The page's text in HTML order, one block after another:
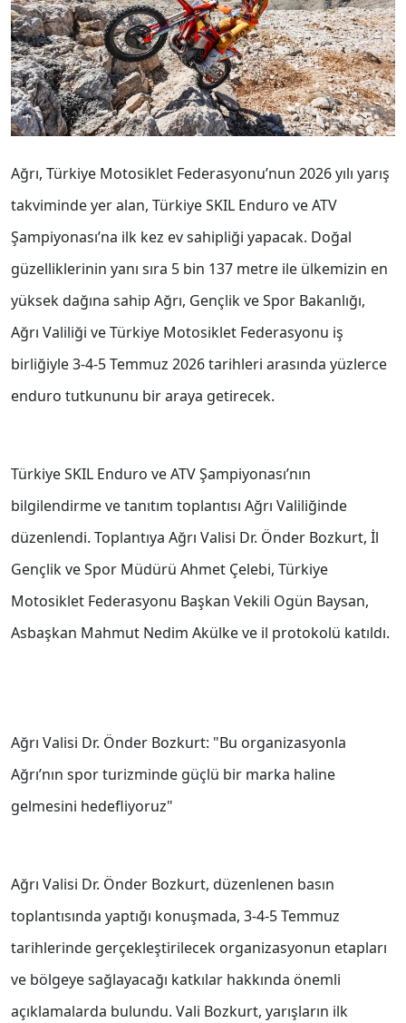
Ağrı, Türkiye Motosiklet Federasyonu’nun 2026 yılı yarış
takviminde yer alan, Türkiye SKIL Enduro ve ATV
Şampiyonası’na ilk kez ev sahipliği yapacak. Doğal
güzelliklerinin yanı sıra 5 bin 137 metre ile ülkemizin en
yüksek dağına sahip Ağrı, Gençlik ve Spor Bakanlığı,
Ağrı Valiliği ve Türkiye Motosiklet Federasyonu iş
birliğiyle 3-4-5 Temmuz 2026 tarihleri arasında yüzlerce
enduro tutkununu bir araya getirecek.
Türkiye SKIL Enduro ve ATV Şampiyonası’nın
bilgilendirme ve tanıtım toplantısı Ağrı Valiliğinde
düzenlendi. Toplantıya Ağrı Valisi Dr. Önder Bozkurt, İl
Gençlik ve Spor Müdürü Ahmet Çelebi, Türkiye
Motosiklet Federasyonu Başkan Vekili Ogün Baysan,
Asbaşkan Mahmut Nedim Akülke ve il protokolü katıldı.
Ağrı Valisi Dr. Önder Bozkurt: "Bu organizasyonla
Ağrı’nın spor turizminde güçlü bir marka haline
gelmesini hedefliyoruz"
Ağrı Valisi Dr. Önder Bozkurt, düzenlenen basın
toplantısında yaptığı konuşmada, 3-4-5 Temmuz
tarihlerinde gerçekleştirilecek organizasyonun etapları
ve bölgeye sağlayacağı katkılar hakkında önemli
açıklamalarda bulundu. Vali Bozkurt, yarışların ilk